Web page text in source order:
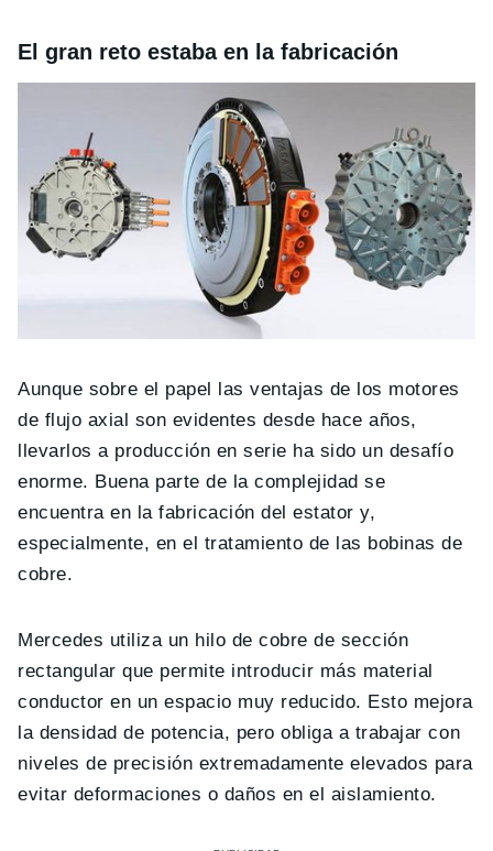
El gran reto estaba en la fabricación
Aunque sobre el papel las ventajas de los motores
de flujo axial son evidentes desde hace años,
llevarlos a producción en serie ha sido un desafío
enorme. Buena parte de la complejidad se
encuentra en la fabricación del estator y,
especialmente, en el tratamiento de las bobinas de
cobre.
Mercedes utiliza un hilo de cobre de sección
rectangular que permite introducir más material
conductor en un espacio muy reducido. Esto mejora
la densidad de potencia, pero obliga a trabajar con
niveles de precisión extremadamente elevados para
evitar deformaciones o daños en el aislamiento.